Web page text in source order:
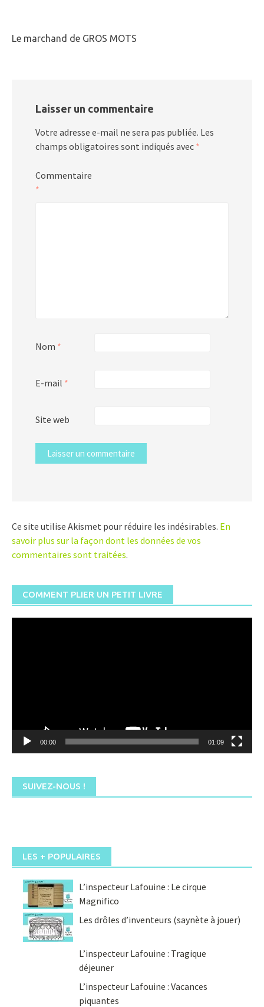
Le marchand de GROS MOTS
Laisser un commentaire
Votre adresse e-mail ne sera pas publiée. Les
champs obligatoires sont indiqués avec *
Commentaire
*
Nom *
E-mail *
Site web
Ce site utilise Akismet pour réduire les indésirables. En
savoir plus sur la façon dont les données de vos
commentaires sont traitées.
COMMENT PLIER UN PETIT LIVRE
00:00 01:09
SUIVEZ-NOUS !
LES + POPULAIRES
L’inspecteur Lafouine : Le cirque
Magnifico
Les drôles d’inventeurs (saynète à jouer)
L’inspecteur Lafouine : Tragique
déjeuner
L’inspecteur Lafouine : Vacances
piquantes